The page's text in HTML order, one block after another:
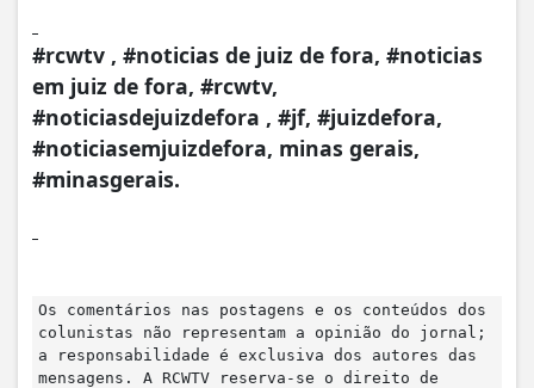
#rcwtv , #noticias de juiz de fora, #noticias
em juiz de fora, #rcwtv,
#noticiasdejuizdefora , #jf, #juizdefora,
#noticiasemjuizdefora, minas gerais,
#minasgerais.
Os comentários nas postagens e os conteúdos dos
colunistas não representam a opinião do jornal;
a responsabilidade é exclusiva dos autores das
mensagens. A RCWTV reserva-se o direito de